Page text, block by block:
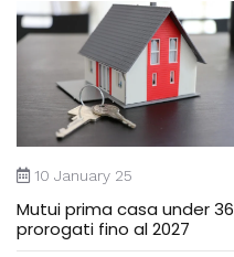
10 January 25
Mutui prima casa under 36
prorogati fino al 2027